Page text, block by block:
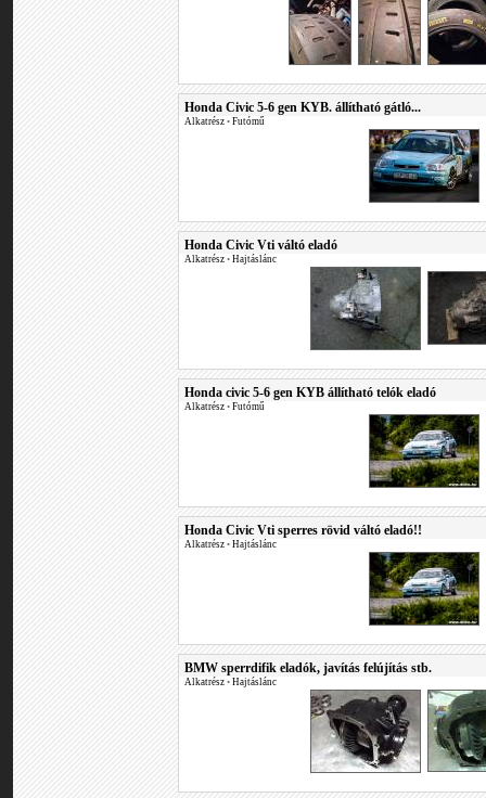
Honda Civic 5-6 gen KYB. állítható gátló...
Alkatrész • Futómű
Honda Civic Vti váltó eladó
Alkatrész • Hajtáslánc
Honda civic 5-6 gen KYB állítható telók eladó
Alkatrész • Futómű
Honda Civic Vti sperres rövid váltó eladó!!
Alkatrész • Hajtáslánc
BMW sperrdifik eladók, javítás felújítás stb.
Alkatrész • Hajtáslánc